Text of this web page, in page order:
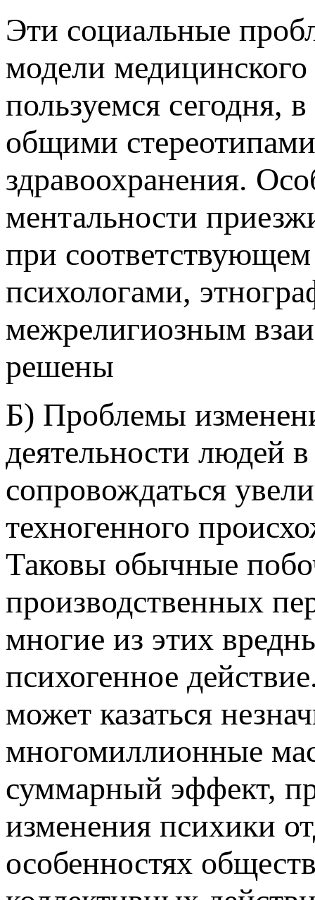
Эти социальные
модели
пользуемся сегодня,
общими
здравоохранения.
ментальности
при
психологами,
межрелигиозным
решены
Б) Проблемы
деятельности людей
сопровождаться
техногенного
Таковы обычные
производственных
многие из этих
психогенное
может казаться
многомиллионные
суммарный эффект,
изменения психики
особенностях